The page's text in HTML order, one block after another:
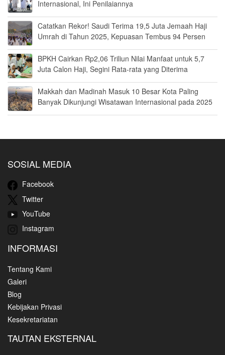
Internasional, Ini Penilaiannya
Catatkan Rekor! Saudi Terima 19,5 Juta Jemaah Haji
Umrah di Tahun 2025, Kepuasan Tembus 94 Persen
BPKH Cairkan Rp2,06 Triliun Nilai Manfaat untuk 5,7
Juta Calon Haji, Segini Rata-rata yang Diterima
Makkah dan Madinah Masuk 10 Besar Kota Paling
Banyak Dikunjungi Wisatawan Internasional pada 2025
SOSIAL MEDIA
Facebook
Twitter
YouTube
Instagram
INFORMASI
Tentang Kami
Galeri
Blog
Kebijakan Privasi
Kesekretariatan
TAUTAN EKSTERNAL